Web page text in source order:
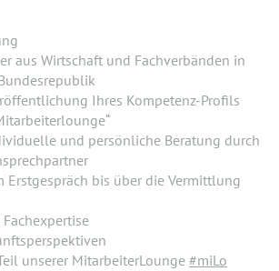
aus Wirtschaft und Fachverbänden in
Ihres Kompetenz-Profils
und persönliche Beratung durch
Erstgespräch bis über die Vermittlung
unserer MitarbeiterLounge #miLo